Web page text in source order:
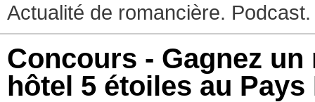
Actualité de romancière. Podcast.
Concours - Gagnez
hôtel 5 étoiles au Pays